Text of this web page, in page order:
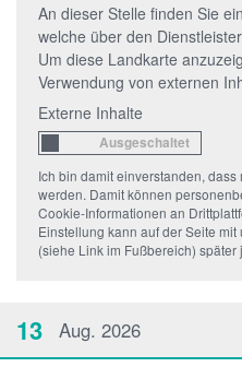
An dieser Stelle finden Sie
welche über den
Um diese Landkarte
Verwendung von externen
Externe Inhalte
Ich bin damit einverstanden,
werden. Damit können
Cookie-Informationen an
Einstellung kann auf der Seite
(siehe Link im Fußbereich)
13 Aug. 2026